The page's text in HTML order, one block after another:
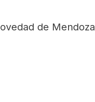
de Mendoza